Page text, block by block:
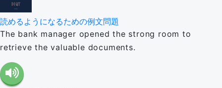
読めるようになるための例文問題
The bank manager opened the strong room to
retrieve the valuable documents.